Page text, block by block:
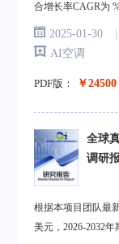
合增长率CAGR为
将达到 。
2025-01-30 |
AI空调
PDF版： ￥24500
全球
调研
根据本项目团队最
美元，2026-2032年